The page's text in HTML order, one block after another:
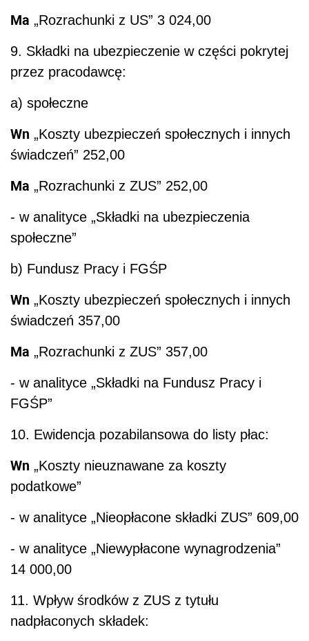
Ma „Rozrachunki z US” 3 024,00
9. Składki na ubezpieczenie w części pokrytej
przez pracodawcę:
a) społeczne
Wn „Koszty ubezpieczeń społecznych i innych
świadczeń” 252,00
Ma „Rozrachunki z ZUS” 252,00
- w analityce „Składki na ubezpieczenia
społeczne”
b) Fundusz Pracy i FGŚP
Wn „Koszty ubezpieczeń społecznych i innych
świadczeń 357,00
Ma „Rozrachunki z ZUS” 357,00
- w analityce „Składki na Fundusz Pracy i
FGŚP”
10. Ewidencja pozabilansowa do listy płac:
Wn „Koszty nieuznawane za koszty
podatkowe”
- w analityce „Nieopłacone składki ZUS” 609,00
- w analityce „Niewypłacone wynagrodzenia”
14 000,00
11. Wpływ środków z ZUS z tytułu
nadpłaconych składek: